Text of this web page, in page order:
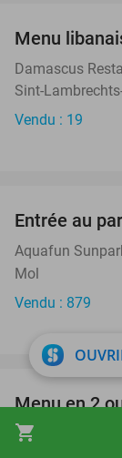
shopping_cart
Menu
Damascus
Sint-
Vendu : 19
Entrée au
Aquafun
Mol
Vendu : 879
Menu en 2
& Good